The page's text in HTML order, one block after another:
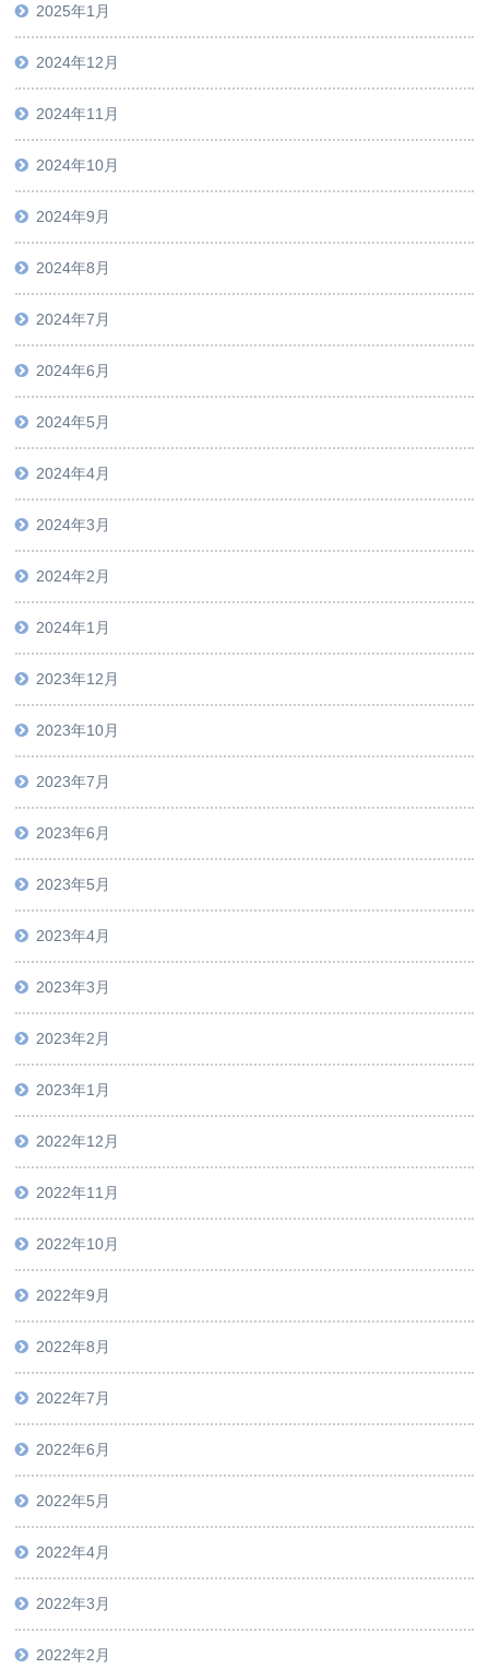
2025年1月
2024年12月
2024年11月
2024年10月
2024年9月
2024年8月
2024年7月
2024年6月
2024年5月
2024年4月
2024年3月
2024年2月
2024年1月
2023年12月
2023年10月
2023年7月
2023年6月
2023年5月
2023年4月
2023年3月
2023年2月
2023年1月
2022年12月
2022年11月
2022年10月
2022年9月
2022年8月
2022年7月
2022年6月
2022年5月
2022年4月
2022年3月
2022年2月